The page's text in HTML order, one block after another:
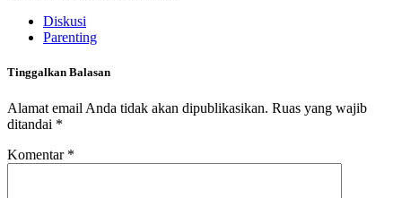
Diskusi
Parenting
Tinggalkan Balasan
Alamat email Anda tidak akan dipublikasikan. Ruas yang wajib
ditandai *
Komentar *